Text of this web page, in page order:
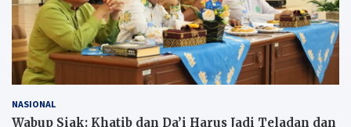
NASIONAL
Wabup Siak: Khatib dan Da’i Harus Jadi Teladan dan